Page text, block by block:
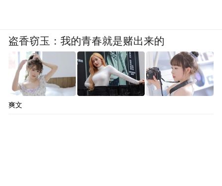
盗香窃玉：我的青春就是赌出来的
爽文